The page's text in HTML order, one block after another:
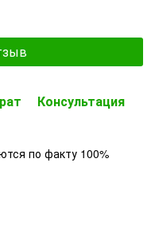
Консультация
по факту 100%